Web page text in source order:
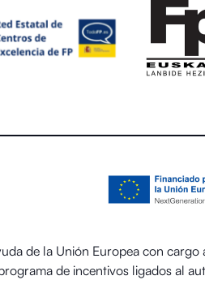
de la Unión Europea con
de incentivos ligados al